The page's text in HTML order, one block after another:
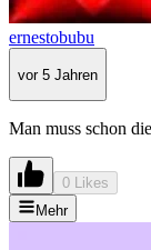
ernestobubu
vor 5 Jahren
Man muss schon
0 Likes
Mehr